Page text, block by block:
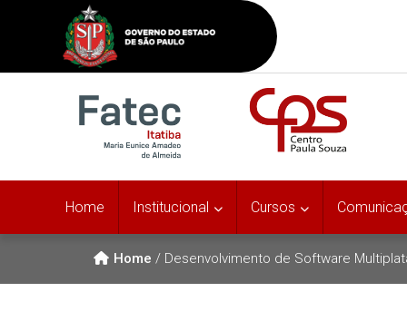
Home Institucional Cursos
Home / Desenvolvimento de Software